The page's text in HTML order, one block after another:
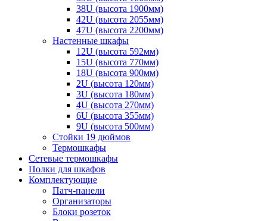
38U (высота 1900мм)
42U (высота 2055мм)
47U (высота 2200мм)
Настенные шкафы
12U (высота 592мм)
15U (высота 770мм)
18U (высота 900мм)
2U (высота 120мм)
3U (высота 180мм)
4U (высота 270мм)
6U (высота 355мм)
9U (высота 500мм)
Стойки 19 дюймов
Термошкафы
Сетевые термошкафы
Полки для шкафов
Комплектующие
Патч-панели
Организаторы
Блоки розеток